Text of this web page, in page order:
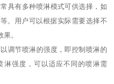
具有多种喷淋模式可供选择，如
。用户可以根据实际需要选择不
。
调节喷淋的强度，即控制喷淋的
淋强度，可以适应不同的喷淋需